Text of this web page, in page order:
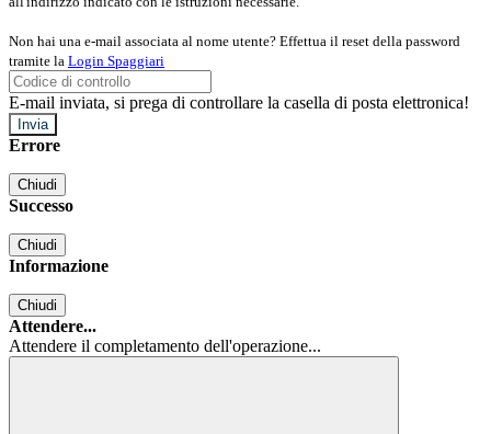
Non hai una e-mail associata al nome utente? Effettua il reset della password
tramite la Login Spaggiari
E-mail inviata, si prega di controllare la casella di posta elettronica!
Errore
Chiudi
Successo
Chiudi
Informazione
Chiudi
Attendere...
Attendere il completamento dell'operazione...